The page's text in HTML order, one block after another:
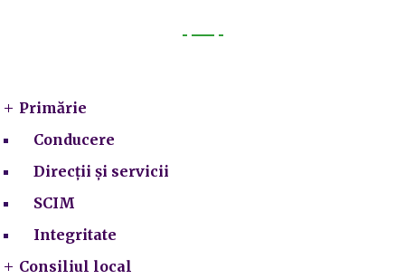
Primărie
Conducere
Direcții și servicii
SCIM
Integritate
Consiliul local